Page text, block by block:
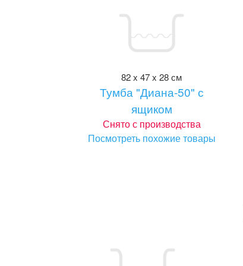
82 x 47 x 28 см
Тумба "Диана-50" с
ящиком
Снято с производства
Посмотреть похожие товары